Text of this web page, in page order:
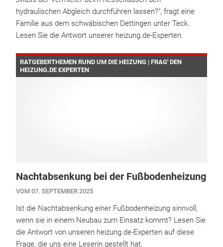
hydraulischen Abgleich durchführen lassen?“, fragt eine
Familie aus dem schwäbischen Dettingen unter Teck.
Lesen Sie die Antwort unserer heizung.de-Experten.
RATGEBERTHEMEN RUND UM DIE HEIZUNG | FRAG' DEN
HEIZUNG.DE EXPERTEN
Nachtabsenkung bei der Fußbodenheizung
VOM 07. SEPTEMBER 2025
Ist die Nachtabsenkung einer Fußbodenheizung sinnvoll,
wenn sie in einem Neubau zum Einsatz kommt? Lesen Sie
die Antwort von unseren heizung.de-Experten auf diese
Frage, die uns eine Leserin gestellt hat.